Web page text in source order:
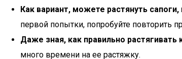
Как вариант, можете растянуть сапоги,
первой попытки, попробуйте повторить
Даже зная, как правильно
много времени на ее растяжку.